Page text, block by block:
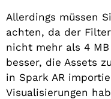
Allerdings müssen
achten, da der
nicht mehr als 4
besser, die Assets
in Spark AR
Visualisierungen